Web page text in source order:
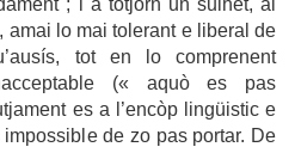
; i a totjorn un sulhet, al
lo mai tolerant e liberal de
tot en lo comprenent
(« aquò es pas
es a l’encòp lingüistic e
de zo pas portar. De